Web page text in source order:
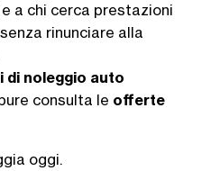
a chi cerca prestazioni
rinunciare alla
di noleggio auto
consulta le offerte
oggi.